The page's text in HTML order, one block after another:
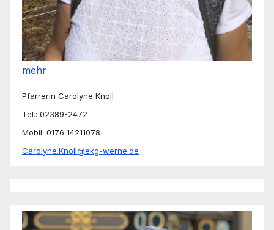
mehr
Pfarrerin Carolyne Knoll
Tel.: 02389-2472
Mobil: 0176 14211078
Carolyne.Knoll@ekg-werne.de